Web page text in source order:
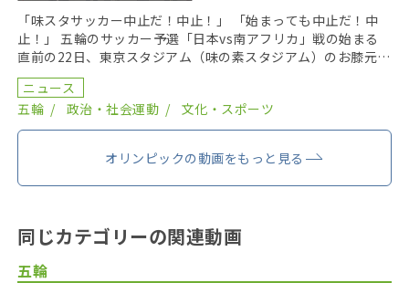
「味スタサッカー中止だ！中止！」 「始まっても中止だ！中
止！」 五輪のサッカー予選「日本vs南アフリカ」戦の始まる
直前の22日、東京スタジアム（味の素スタジアム）のお膝元・
調布市で、五輪の中止を訴えるデモ行進が行われた。 […]
ニュース
五輪
政治・社会運動 文化・スポーツ
オリンピックの動画をもっと見る
同じカテゴリーの関連動画
五輪